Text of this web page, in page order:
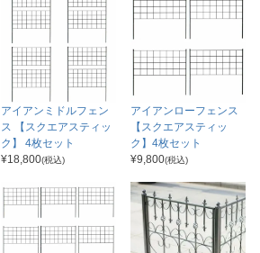
アイアンミドルフェン
ス 【スクエアスティッ
ク】 4枚セット
¥18,800(税込)
アイアンローフェンス
【スクエアスティッ
ク】4枚セット
¥9,800(税込)